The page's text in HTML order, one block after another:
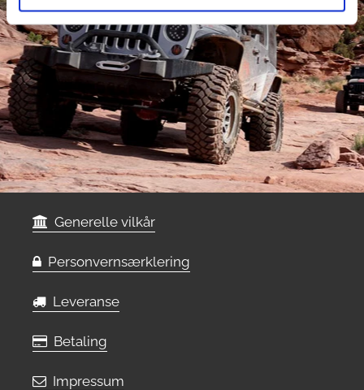
Generelle vilkår
Personvernsærklering
Leveranse
Betaling
Impressum